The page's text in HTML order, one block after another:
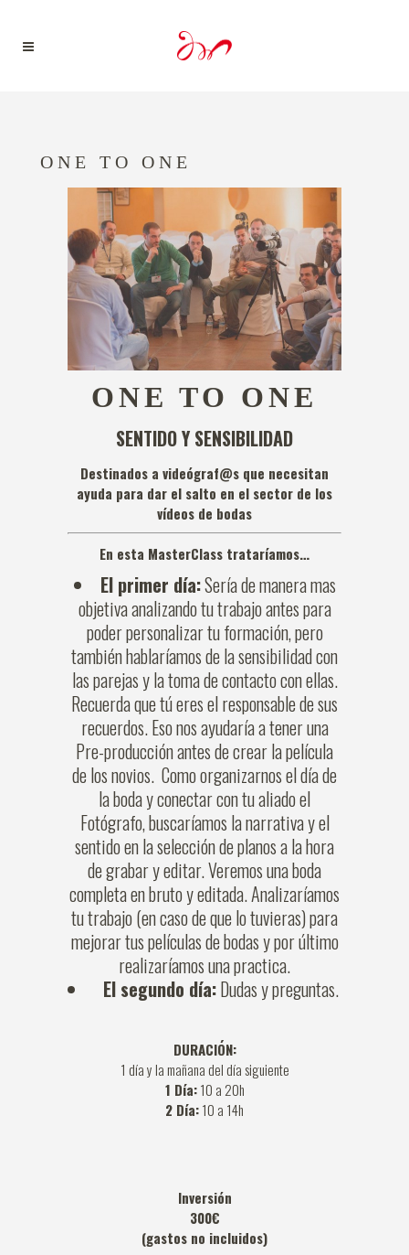
ONE TO ONE
ONE TO ONE
SENTIDO Y SENSIBILIDAD
Destinados a videógraf@s que necesitan
ayuda para dar el salto en el sector de los
vídeos de bodas
En esta MasterClass trataríamos…
El primer día:Sería de manera mas
objetiva analizando tu trabajo antes para
poder personalizar tu formación, pero
también hablaríamos de la sensibilidad con
las parejas y la toma de contacto con ellas.
Recuerda que tú eres el responsable de sus
recuerdos. Eso nos ayudaría a tener una
Pre-producción antes de crear la película
de los novios. Como organizarnos el día de
la boda y conectar con tu aliado el
Fotógrafo, buscaríamos la narrativa y el
sentido en la selección de planos a la hora
de grabar y editar. Veremos una boda
completa en bruto y editada. Analizaríamos
tu trabajo (en caso de que lo tuvieras) para
mejorar tus películas de bodas y por último
realizaríamos una practica.
El segundo día:Dudas y preguntas.
DURACIÓN:
1 día y la mañana del día siguiente
1 Día:10 a 20h
2 Día:10 a 14h
Inversión
300€
(gastos no incluidos)